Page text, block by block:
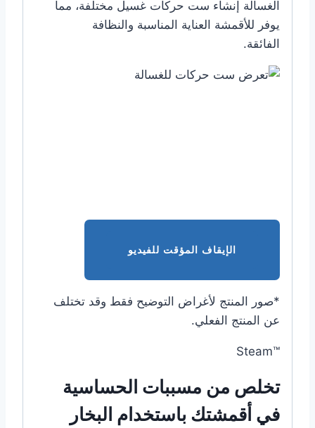
الغسالة إنشاء ست حركات غسيل مختلفة، مما
يوفر للأقمشة العناية المناسبة والنظافة
الفائقة.
الإيقاف المؤقت للفيديو
*صور المنتج لأغراض التوضيح فقط وقد تختلف
عن المنتج الفعلي.
™Steam
تخلص من مسببات الحساسية
في أقمشتك باستخدام البخار